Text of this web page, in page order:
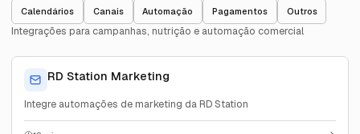
Calendários Canais Automação Pagamentos Outros
Integrações para campanhas, nutrição e automação comercial
RD Station Marketing
Integre automações de marketing da RD Station